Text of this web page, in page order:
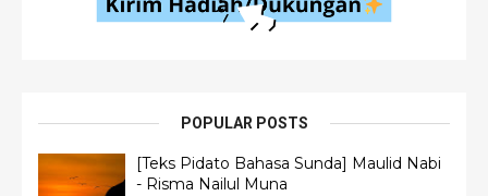
POPULAR POSTS
[Teks Pidato Bahasa Sunda] Maulid Nabi
- Risma Nailul Muna